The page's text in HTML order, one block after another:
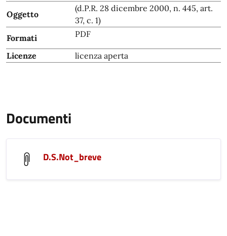
Oggetto
(d.P.R. 28 dicembre 2000, n. 445, art.
37, c. 1)
Formati
PDF
Licenze licenza aperta
Documenti
D.S.Not_breve